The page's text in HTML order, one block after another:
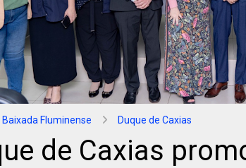
Baixada Fluminense Duque de Caxias
de Caxias